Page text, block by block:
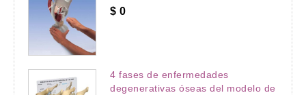
$ 0
4 fases de enfermedades
degenerativas óseas del modelo de